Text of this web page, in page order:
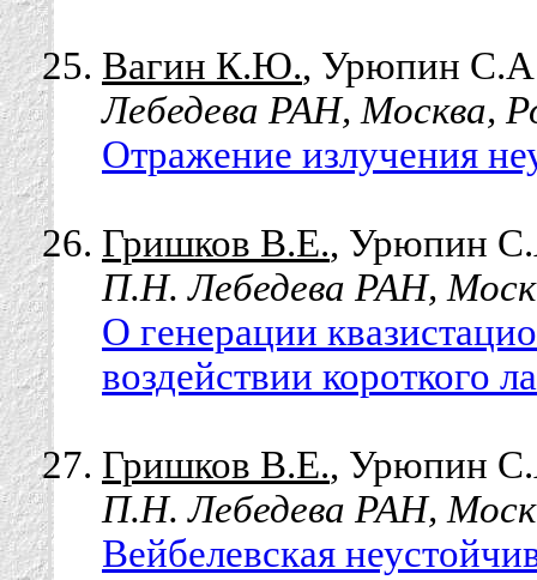
Вагин К.Ю., Урюпин
Лебедева РАН, Москва,
Отражение излучения
Гришков В.Е., Урюпин
П.Н. Лебедева РАН,
О генерации
воздействии короткого
Гришков В.Е., Урюпин
П.Н. Лебедева РАН,
Вейбелевская